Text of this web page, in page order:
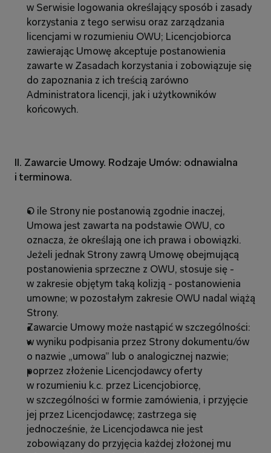
w Serwisie logowania określający sposób i zasady
korzystania z tego serwisu oraz zarządzania
licencjami w rozumieniu OWU; Licencjobiorca
zawierając Umowę akceptuje postanowienia
zawarte w Zasadach korzystania i zobowiązuje się
do zapoznania z ich treścią zarówno
Administratora licencji, jak i użytkowników
końcowych.
II. Zawarcie Umowy. Rodzaje Umów: odnawialna
i terminowa.
O ile Strony nie postanowią zgodnie inaczej,
Umowa jest zawarta na podstawie OWU, co
oznacza, że określają one ich prawa i obowiązki.
Jeżeli jednak Strony zawrą Umowę obejmującą
postanowienia sprzeczne z OWU, stosuje się -
w zakresie objętym taką kolizją - postanowienia
umowne; w pozostałym zakresie OWU nadal wiążą
Strony.
Zawarcie Umowy może nastąpić w szczególności:
w wyniku podpisania przez Strony dokumentu/ów
o nazwie „umowa” lub o analogicznej nazwie;
poprzez złożenie Licencjodawcy oferty
w rozumieniu k.c. przez Licencjobiorcę,
w szczególności w formie zamówienia, i przyjęcie
jej przez Licencjodawcę; zastrzega się
jednocześnie, że Licencjodawca nie jest
zobowiązany do przyjęcia każdej złożonej mu